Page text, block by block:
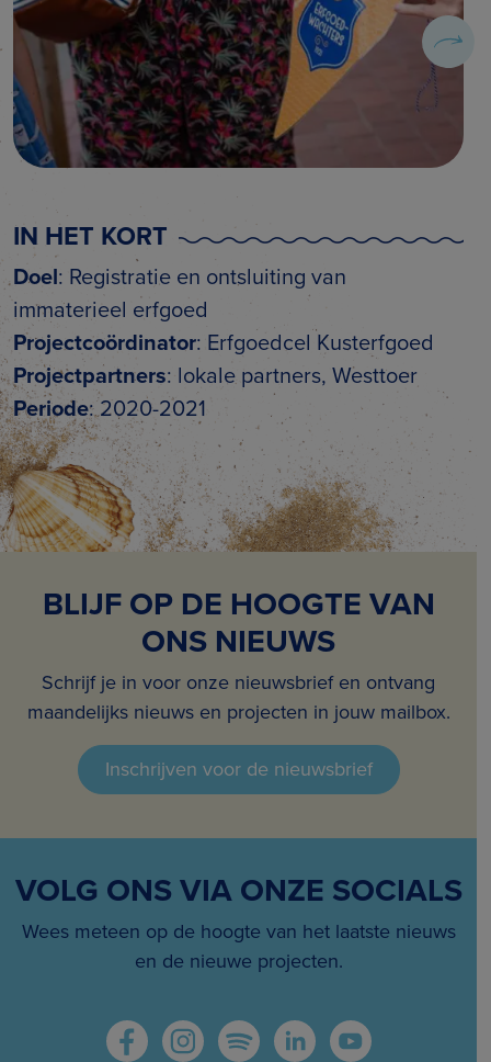
IN HET KORT
Doel: Registratie en ontsluiting van
immaterieel erfgoed
Projectcoördinator: Erfgoedcel Kusterfgoed
Projectpartners: lokale partners, Westtoer
Periode: 2020-2021
BLIJF OP DE HOOGTE VAN
ONS NIEUWS
Schrijf je in voor onze nieuwsbrief en ontvang
maandelijks nieuws en projecten in jouw mailbox.
Inschrijven voor de nieuwsbrief
VOLG ONS VIA ONZE SOCIALS
Wees meteen op de hoogte van het laatste nieuws
en de nieuwe projecten.